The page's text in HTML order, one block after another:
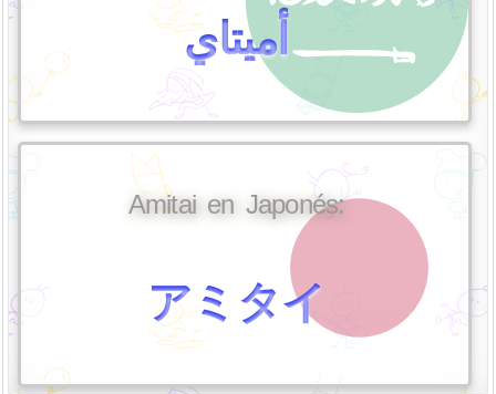
أميتاي
Amitai en Japonés:
アミタイ